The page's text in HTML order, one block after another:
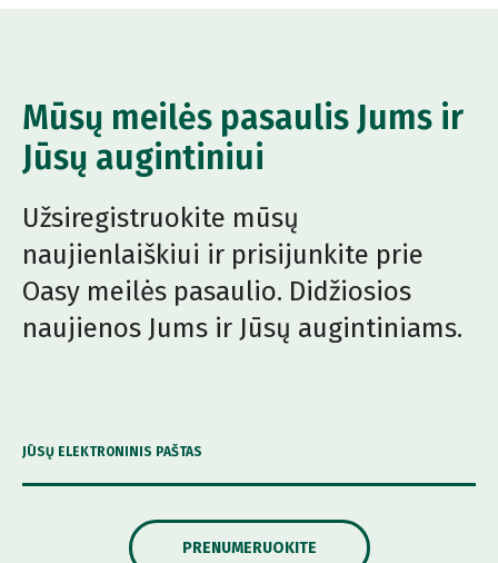
Mūsų meilės pasaulis Jums ir
Jūsų augintiniui
Užsiregistruokite mūsų
naujienlaiškiui ir prisijunkite prie
Oasy meilės pasaulio. Didžiosios
naujienos Jums ir Jūsų augintiniams.
JŪSŲ ELEKTRONINIS PAŠTAS
PRENUMERUOKITE